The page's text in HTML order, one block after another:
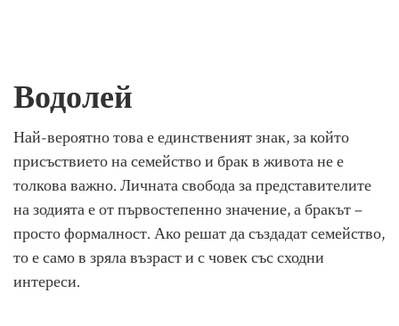
Водолей
Най-вероятно това е единственият знак, за който
присъствието на семейство и брак в живота не е
толкова важно. Личната свобода за представителите
на зодията е от първостепенно значение, а бракът –
просто формалност. Ако решат да създадат семейство,
то е само в зряла възраст и с човек със сходни
интереси.